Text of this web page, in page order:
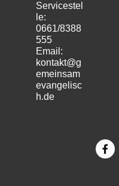
Servicestel
le:
0661/8388
555
Email:
kontakt@g
emeinsam
evangelisc
h.de